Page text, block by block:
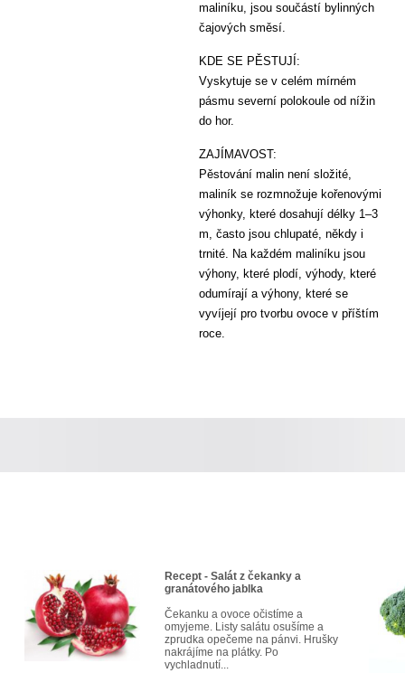
maliníku, jsou součástí bylinných
čajových směsí.
KDE SE PĚSTUJÍ:
Vyskytuje se v celém mírném
pásmu severní polokoule od nížin
do hor.
ZAJÍMAVOST:
Pěstování malin není složité,
maliník se rozmnožuje kořenovými
výhonky, které dosahují délky 1–3
m, často jsou chlupaté, někdy i
trnité. Na každém maliníku jsou
výhony, které plodí, výhody, které
odumírají a výhony, které se
vyvíjejí pro tvorbu ovoce v příštím
roce.
Recept - Salát z čekanky a
granátového jablka
Čekanku a ovoce očistíme a
omyjeme. Listy salátu osušíme a
zprudka opečeme na pánvi. Hrušky
nakrájíme na plátky. Po
vychladnutí...